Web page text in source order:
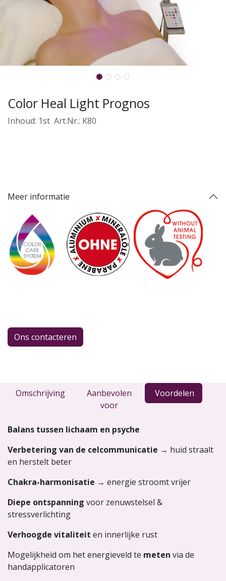
Color Heal Light Prognos
Inhoud: 1st ​Art.Nr.: K80
Meer informatie
Ons contacteren
Omschrijving
Aanbevolen
voor
Voordelen
Balans tussen lichaam en psyche
Verbetering van de celcommunicatie → huid straalt
en herstelt beter
Chakra-harmonisatie → energie stroomt vrijer
Diepe ontspanning voor zenuwstelsel &
stressverlichting
Verhoogde vitaliteit en innerlijke rust
Mogelijkheid om het energieveld te meten via de
handapplicatoren